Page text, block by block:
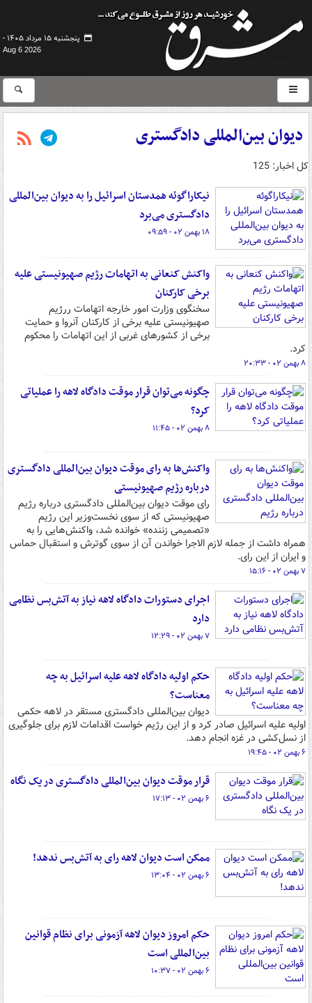
پنجشنبه ۱۵ مرداد ۱۴۰۵ -
Aug 6 2026
دیوان بین‌المللی دادگستری
کل اخبار: 125
نیکاراگوئه همدستان اسرائیل را به دیوان بین‌المللی
دادگستری می‌برد
۱۸ بهمن ۰۲ - ۰۹:۵۹
واکنش کنعانی به اتهامات رژیم صهیونیستی علیه
برخی کارکنان
سخنگوی وزارت امور خارجه اتهامات ررژیم
صهیونیستی علیه برخی از کارکنان آنروا و حمایت
برخی از کشورهای غربی از این اتهامات را محکوم
کرد.
۸ بهمن ۰۲ - ۲۰:۳۳
چگونه می‌توان قرار موقت دادگاه لاهه را عملیاتی
کرد؟
۸ بهمن ۰۲ - ۱۱:۴۵
واکنش‌ها به رای موقت دیوان بین‌المللی دادگستری
درباره رژیم صهیونیستی
رای موقت دیوان بین‌المللی دادگستری درباره رژیم
صهیونیستی که از سوی نخست‌وزیر این رژیم
«تصمیمی زننده» خوانده شد، واکنش‌هایی را به
همراه داشت از جمله لازم الاجرا خواندن آن از سوی گوترش و استقبال حماس
و ایران از این رای.
۷ بهمن ۰۲ - ۱۵:۱۶
اجرای دستورات دادگاه لاهه نیاز به آتش‌بس نظامی
دارد
۷ بهمن ۰۲ - ۱۲:۲۹
حکم اولیه دادگاه لاهه علیه اسرائیل به چه
معناست؟
دیوان بین‌المللی دادگستری مستقر در لاهه حکمی
اولیه علیه اسرائیل صادر کرد و از این رژیم خواست اقدامات لازم برای جلوگیری
از نسل‌کشی در غزه انجام دهد.
۶ بهمن ۰۲ - ۱۹:۴۵
قرار موقت دیوان بین‌المللی دادگستری در یک نگاه
۶ بهمن ۰۲ - ۱۷:۱۳
ممکن است دیوان لاهه رای به آتش‌بس ندهد!
۶ بهمن ۰۲ - ۱۳:۰۴
حکم امروز دیوان لاهه آزمونی برای نظام قوانین
بین‌المللی است
۶ بهمن ۰۲ - ۱۰:۳۷